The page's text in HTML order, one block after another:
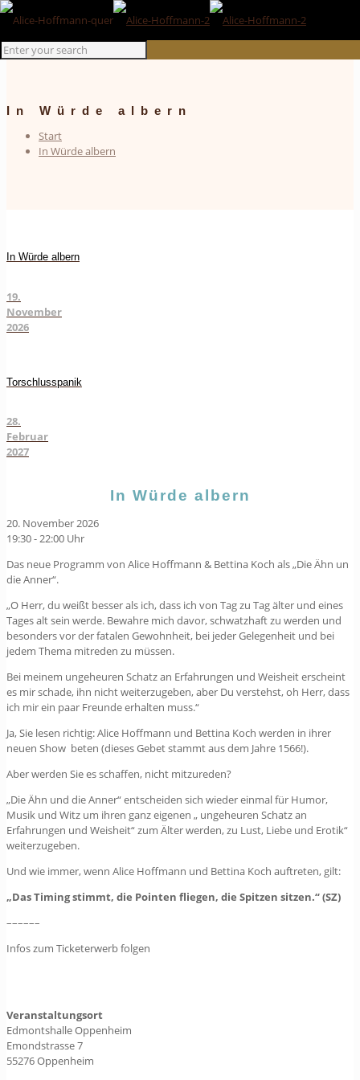
In Würde albern
Start
In Würde albern
In Würde albern
19.
November
2026
Torschlusspanik
28.
Februar
2027
In Würde albern
20. November 2026
19:30 - 22:00 Uhr
Das neue Programm von Alice Hoffmann & Bettina Koch als „Die Ähn un
die Anner“.
„O Herr, du weißt besser als ich, dass ich von Tag zu Tag älter und eines
Tages alt sein werde. Bewahre mich davor, schwatzhaft zu werden und
besonders vor der fatalen Gewohnheit, bei jeder Gelegenheit und bei
jedem Thema mitreden zu müssen.
Bei meinem ungeheuren Schatz an Erfahrungen und Weisheit erscheint
es mir schade, ihn nicht weiterzugeben, aber Du verstehst, oh Herr, dass
ich mir ein paar Freunde erhalten muss.“
Ja, Sie lesen richtig: Alice Hoffmann und Bettina Koch werden in ihrer
neuen Show beten (dieses Gebet stammt aus dem Jahre 1566!).
Aber werden Sie es schaffen, nicht mitzureden?
„Die Ähn und die Anner“ entscheiden sich wieder einmal für Humor,
Musik und Witz um ihren ganz eigenen „ ungeheuren Schatz an
Erfahrungen und Weisheit“ zum Älter werden, zu Lust, Liebe und Erotik“
weiterzugeben.
Und wie immer, wenn Alice Hoffmann und Bettina Koch auftreten, gilt:
„Das Timing stimmt, die Pointen fliegen, die Spitzen sitzen.“ (SZ)
––––––
Infos zum Ticketerwerb folgen
Veranstaltungsort
Edmontshalle Oppenheim
Emondstrasse 7
55276 Oppenheim